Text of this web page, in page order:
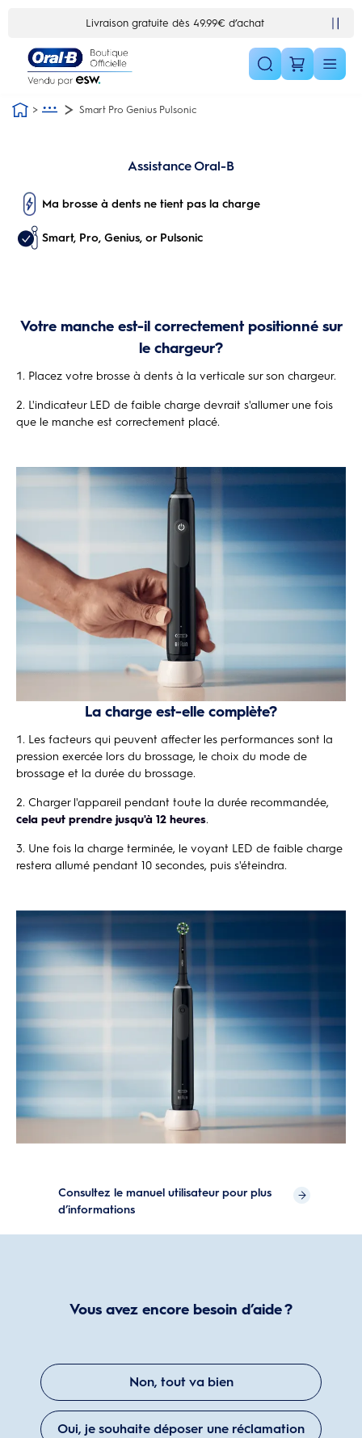
Livraison gratuite dès 49.99€ d’achat
Smart Pro Genius Pulsonic
Assistance Oral-B
Ma brosse à dents ne tient pas la charge
Smart, Pro, Genius, or Pulsonic
Votre manche est-il correctement positionné sur
le chargeur?
Placez votre brosse à dents à la verticale sur son chargeur.
L'indicateur LED de faible charge devrait s'allumer une fois
que le manche est correctement placé.
La charge est-elle complète?
Les facteurs qui peuvent affecter les performances sont la
pression exercée lors du brossage, le choix du mode de
brossage et la durée du brossage.
Charger l'appareil pendant toute la durée recommandée,
cela peut prendre jusqu'à 12 heures.
Une fois la charge terminée, le voyant LED de faible charge
restera allumé pendant 10 secondes, puis s'éteindra.
Consultez le manuel utilisateur pour plus
d’informations
Vous avez encore besoin d’aide ?
Non, tout va bien
Oui, je souhaite déposer une réclamation